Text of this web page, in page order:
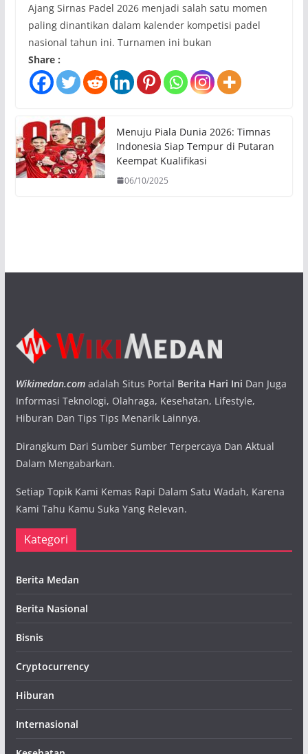
Ajang Sirnas Padel 2026 menjadi salah satu momen
paling dinantikan dalam kalender kompetisi padel
nasional tahun ini. Turnamen ini bukan
Share :
Menuju Piala Dunia 2026: Timnas
Indonesia Siap Tempur di Putaran
Keempat Kualifikasi
06/10/2025
Wikimedan.comadalah Situs Portal Berita Hari Ini Dan Juga
Informasi Teknologi, Olahraga, Kesehatan, Lifestyle,
Hiburan Dan Tips Tips Menarik Lainnya.
Dirangkum Dari Sumber Sumber Terpercaya Dan Aktual
Dalam Mengabarkan.
Setiap Topik Kami Kemas Rapi Dalam Satu Wadah, Karena
Kami Tahu Kamu Suka Yang Relevan.
Kategori
Berita Medan
Berita Nasional
Bisnis
Cryptocurrency
Hiburan
Internasional